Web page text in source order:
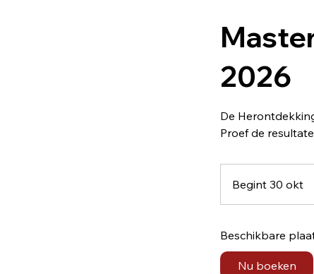
2026
De
Proef de
Begint 30 okt
e
i
n
Beschikbare
Nu boeken